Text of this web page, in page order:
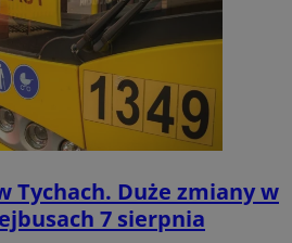
Tychach. Duże zmiany w
7 sierpnia